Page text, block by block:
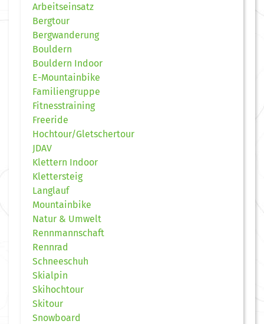
Arbeitseinsatz
Bergtour
Bergwanderung
Bouldern
Bouldern Indoor
E-Mountainbike
Familiengruppe
Fitnesstraining
Freeride
Hochtour/Gletschertour
JDAV
Klettern Indoor
Klettersteig
Langlauf
Mountainbike
Natur & Umwelt
Rennmannschaft
Rennrad
Schneeschuh
Skialpin
Skihochtour
Skitour
Snowboard